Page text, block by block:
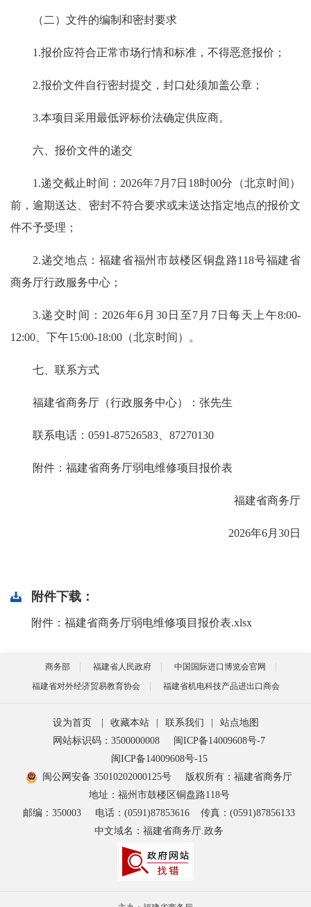
（二）文件的编制和密封要求
1.报价应符合正常市场行情和标准，不得恶意报价；
2.报价文件自行密封提交，封口处须加盖公章；
3.本项目采用最低评标价法确定供应商。
六、报价文件的递交
1.递交截止时间：2026年7月7日18时00分（北京时间）
前，逾期送达、密封不符合要求或未送达指定地点的报价文
件不予受理；
2.递交地点：福建省福州市鼓楼区铜盘路118号福建省
商务厅行政服务中心；
3.递交时间：2026年6月30日至7月7日每天上午8:00-
12:00、下午15:00-18:00（北京时间）。
七、联系方式
福建省商务厅（行政服务中心）：张先生
联系电话：0591-87526583、87270130
附件：福建省商务厅弱电维修项目报价表
福建省商务厅
2026年6月30日
附件下载：
附件：福建省商务厅弱电维修项目报价表.xlsx
商务部 福建省人民政府
中国国际进口博览会官网
福建省对外经济贸易教育协会
福建省机电科技产品进出口商会
设为首页 收藏本站 联系我们
站点地图
网站标识码：3500000008
闽ICP备14009608号-7
闽ICP备14009608号-15
闽公网安备 35010202000125号
版权所有：福建省商务厅
地址：福州市鼓楼区铜盘路118号
邮编：350003
电话：(0591)87853616
传真：(0591)87856133
中文域名：福建省商务厅.政务